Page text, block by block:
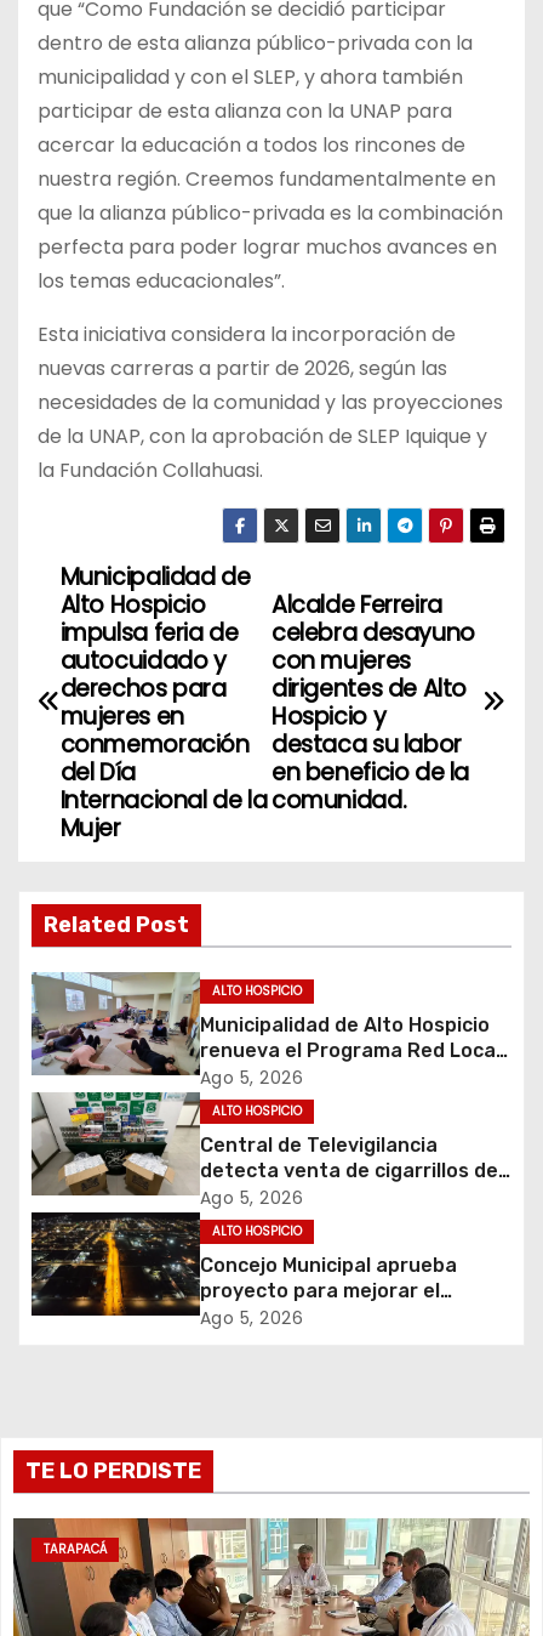
que “Como Fundación se decidió participar
dentro de esta alianza público-privada con la
municipalidad y con el SLEP, y ahora también
participar de esta alianza con la UNAP para
acercar la educación a todos los rincones de
nuestra región. Creemos fundamentalmente en
que la alianza público-privada es la combinación
perfecta para poder lograr muchos avances en
los temas educacionales”.
Esta iniciativa considera la incorporación de
nuevas carreras a partir de 2026, según las
necesidades de la comunidad y las proyecciones
de la UNAP, con la aprobación de SLEP Iquique y
la Fundación Collahuasi.
N
v
c
i
ó
n
d
e
e
n
t
d
a
s
Alcalde Ferreira
celebra desayuno
con mujeres
dirigentes de Alto
Hospicio y
destaca su labor
en beneficio de la
comunidad.
Municipalidad de
Alto Hospicio
impulsa feria de
autocuidado y
derechos para
mujeres en
conmemoración
del Día
Internacional de la
Mujer
Related Post
ALTO HOSPICIO
Municipalidad de Alto Hospicio
renueva el Programa Red Local
de Apoyos y Cuidados
Ago 5, 2026
ALTO HOSPICIO
Central de Televigilancia
detecta venta de cigarrillos de
contrabando y permite
incautación de más de 3 mil
cajetillas
Ago 5, 2026
ALTO HOSPICIO
Concejo Municipal aprueba
proyecto para mejorar el
alumbrado público del sector El
Ago 5, 2026
TE LO PERDISTE
TARAPACÁ